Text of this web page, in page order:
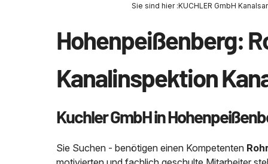
Grubenentleerung
24h Notdienst
Umpumpen
von Bohrschlamm
Saugwagen
Unternehmen
Stellenangebote
Kontakt
Sie sind hier :KUCHLER GmbH
Hohenpeißenberg:
Kanalinspektion
Kuchler GmbH in
Sie Suchen - benötigen einen Kompetenten